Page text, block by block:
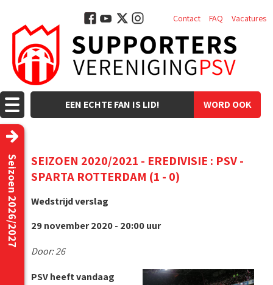
WORD OOK
EEN ECHTE FAN IS LID!
Contact FAQ Vacatures
Seizoen 2026/2027
SEIZOEN 2020/2021 - EREDIVISIE : PSV -
SPARTA ROTTERDAM (1 - 0)
Wedstrijd verslag
29 november 2020 - 20:00 uur
Door: 26
PSV heeft vandaag